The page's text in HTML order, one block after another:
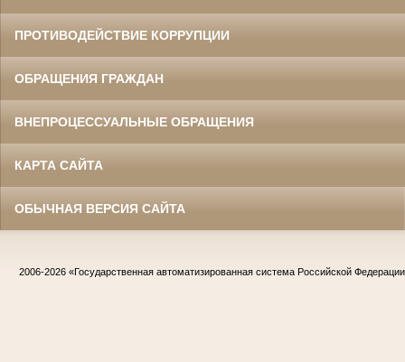
ПРОТИВОДЕЙСТВИЕ КОРРУПЦИИ
ОБРАЩЕНИЯ ГРАЖДАН
ВНЕПРОЦЕССУАЛЬНЫЕ ОБРАЩЕНИЯ
КАРТА САЙТА
ОБЫЧНАЯ ВЕРСИЯ САЙТА
2006-2026 «Государственная автоматизированная система Российской